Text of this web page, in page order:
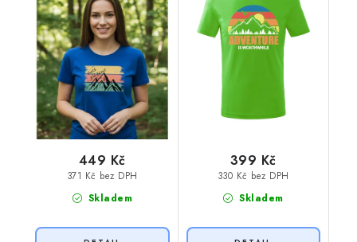
Skladem
371 Kč bez DPH
449 Kč
Skladem
330 Kč bez DPH
399 Kč